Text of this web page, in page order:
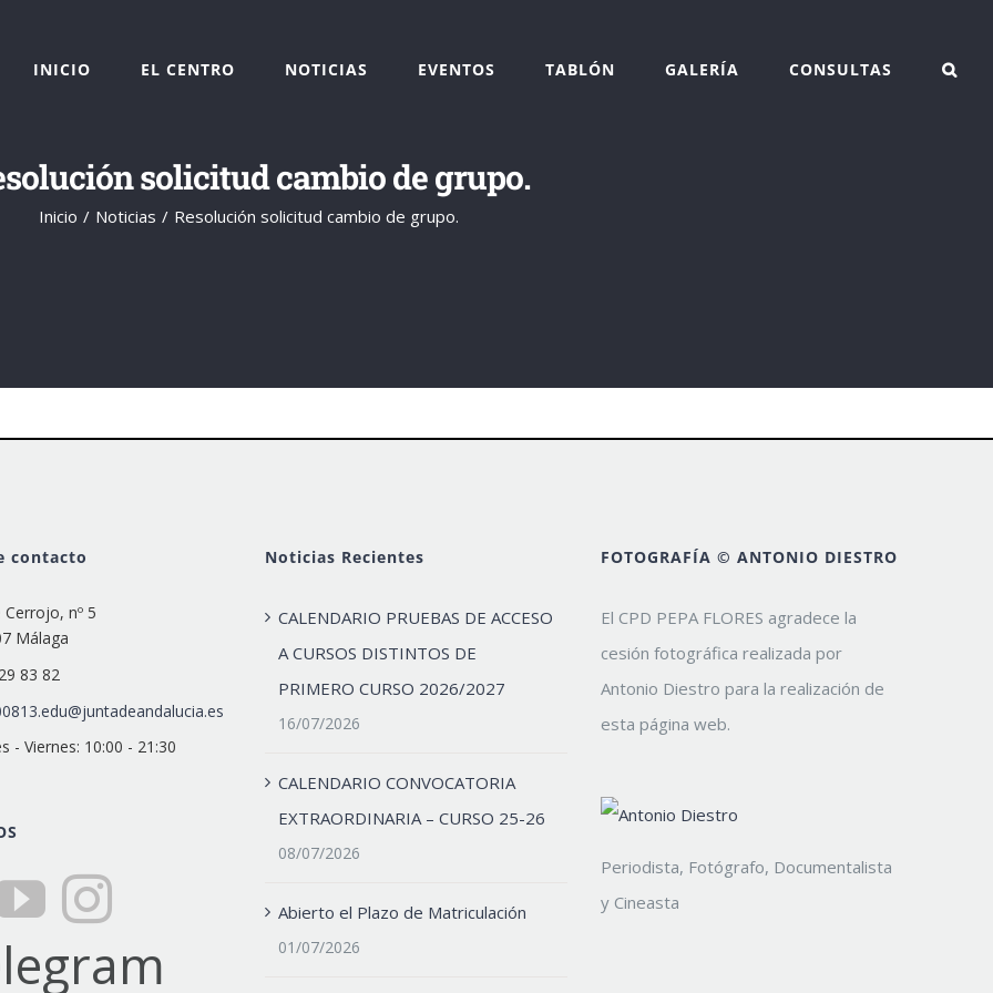
INICIO EL CENTRO NOTICIAS EVENTOS TABLÓN GALERÍA CONSULTAS
solicitud cambio de grupo.
Inicio Noticias Resolución solicitud cambio de grupo.
contacto
Cerrojo, nº 5
Málaga
83 82
- Viernes: 10:00 - 21:30
Noticias Recientes
CALENDARIO PRUEBAS DE ACCESO
A CURSOS DISTINTOS DE
PRIMERO CURSO 2026/2027
16/07/2026
CALENDARIO CONVOCATORIA
EXTRAORDINARIA – CURSO 25-26
08/07/2026
Abierto el Plazo de Matriculación
01/07/2026
FOTOGRAFÍA © ANTONIO DIESTRO
El CPD PEPA FLORES agradece la
cesión fotográfica realizada por
Antonio Diestro para la realización de
esta página web.
Periodista, Fotógrafo, Documentalista
y Cineasta